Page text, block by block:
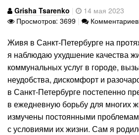
Grisha Tsarenko
14 мая 2023
Просмотров: 3699
Живя в Санкт-Петербурге на
я наблюдаю ухудшение качества
коммунальных услуг в городе,
неудобства, дискомфорт и
в Санкт-Петербурге постепенно
в ежедневную борьбу для многих
измучены постоянными
с условиями их жизни. Сам я